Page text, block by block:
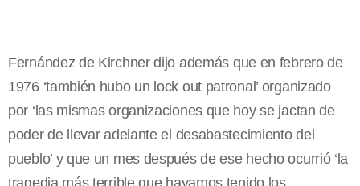
Fernández de Kirchner dijo además que en febrero de
1976 ‘también hubo un lock out patronal’ organizado
por ‘las mismas organizaciones que hoy se jactan de
poder de llevar adelante el desabastecimiento del
pueblo’ y que un mes después de ese hecho ocurrió ‘la